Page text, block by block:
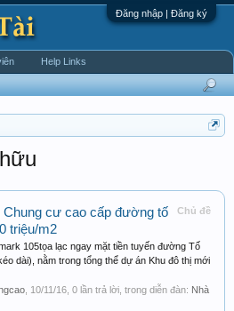
Đăng nhập | Đăng ký
Chủ đề
Chung cư cao cấp đường tố
triệu/m2
105tọa lạc ngay mặt tiền tuyến đường Tố
dài), nằm trong tổng thể dự án Khu đô thị mới
10/11/16 , 0 lần trả lời, trong diễn đàn: Nhà
Help Links